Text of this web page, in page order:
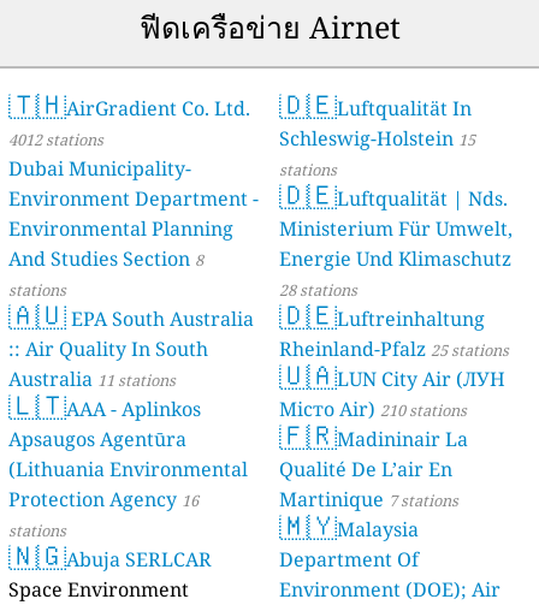
ฟีดเครือข่าย Airnet
🇹🇭AirGradient Co. Ltd.
4012 stations
Dubai Municipality-
Environment Department -
Environmental Planning
And Studies Section 8
stations
🇦🇺EPA South Australia
:: Air Quality In South
Australia 11 stations
🇱🇹AAA - Aplinkos
Apsaugos Agentūra
(Lithuania Environmental
Protection Agency 16
stations
🇳🇬Abuja SERLCAR
Space Environment
🇩🇪Luftqualität In
Schleswig-Holstein 15
stations
🇩🇪Luftqualität | Nds.
Ministerium Für Umwelt,
Energie Und Klimaschutz
28 stations
🇩🇪Luftreinhaltung
Rheinland-Pfalz 25 stations
🇺🇦LUN City Air (ЛУН
Місто Air) 210 stations
🇫🇷Madininair La
Qualité De L’air En
Martinique 7 stations
🇲🇾Malaysia
Department Of
Environment (DOE); Air